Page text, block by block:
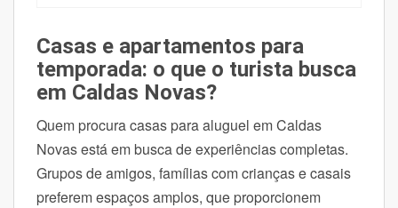
Casas e apartamentos para
temporada: o que o turista busca
em Caldas Novas?
Quem procura casas para aluguel em Caldas
Novas está em busca de experiências completas.
Grupos de amigos, famílias com crianças e casais
preferem espaços amplos, que proporcionem